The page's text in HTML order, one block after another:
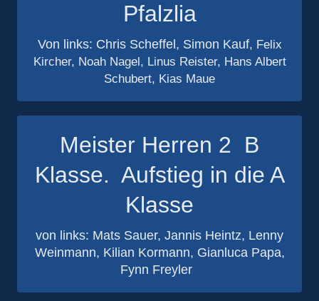
Pfalzlia
Von links: Chris Scheffel, Simon Kauf, Felix
Kircher, Noah Nagel, Linus Reister, Hans Albert
Schubert, Kias Maue
Meister Herren 2 B
Klasse. Aufstieg in die A
Klasse
von links: Mats Sauer, Jannis Heintz, Lenny
Weinmann, Kilian Kormann, Gianluca Papa,
Fynn Freyler